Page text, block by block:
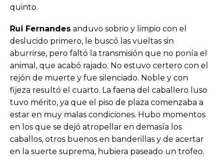
quinto.
Rui Fernandes anduvo sobrio y limpio con el
deslucido primero, le buscó las vueltas sin
aburrirse, pero faltó la transmisión que no ponía el
animal, que acabó rajado. No estuvo certero con el
rejón de muerte y fue silenciado. Noble y con
fijeza resultó el cuarto. La faena del caballero luso
tuvo mérito, ya que el piso de plaza comenzaba a
estar en muy malas condiciones. Hubo momentos
en los que se dejó atropellar en demasía los
caballos, otros buenos en banderillas y de acertar
en la suerte suprema, hubiera paseado un trofeo.